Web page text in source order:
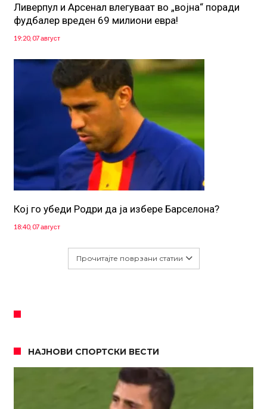
Ливерпул и Арсенал влегуваат во „војна“ поради
фудбалер вреден 69 милиони евра!
19:20, 07 август
Кој го убеди Родри да ја избере Барселона?
18:40, 07 август
Прочитајте поврзани статии
НАЈНОВИ СПОРТСКИ ВЕСТИ